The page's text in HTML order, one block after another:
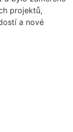
projektů,
a nové